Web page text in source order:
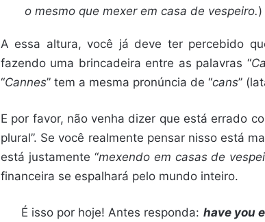
o mesmo que mexer em casa de vespeiro.)
A essa altura, você já deve ter percebido
fazendo uma brincadeira entre as palavras “
“Cannes” tem a mesma pronúncia de “cans”
E por favor, não venha dizer que está errado
plural”. Se você realmente pensar nisso está
está justamente “mexendo em casas de
financeira se espalhará pelo mundo inteiro.
É isso por hoje! Antes responda: have you